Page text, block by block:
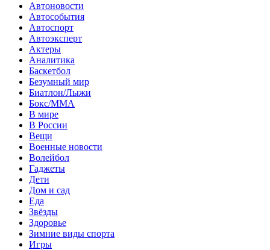
Автоновости
Автособытия
Автоспорт
Автоэксперт
Актеры
Аналитика
Баскетбол
Безумный мир
Биатлон/Лыжи
Бокс/MMA
В мире
В России
Вещи
Военные новости
Волейбол
Гаджеты
Дети
Дом и сад
Еда
Звёзды
Здоровье
Зимние виды спорта
Игры